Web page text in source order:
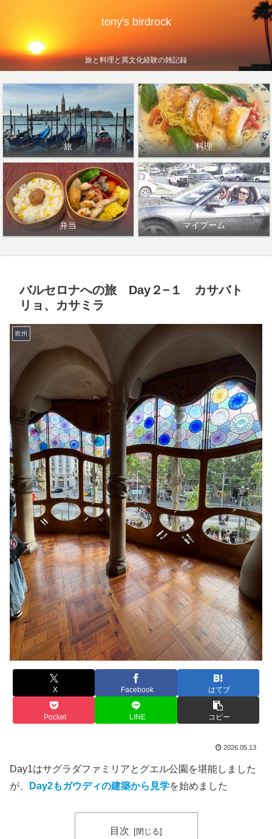
tony's birdrock
旅と料理と異文化経験の雑記録
旅 料理
弁当 マイブーム
バルセロナへの旅 Day２−１ カサバト
リョ、カサミラ
欧州
X Facebook はてブ
Pocket LINE コピー
2026.05.13
Day1はサグラダファミリアとグエル公園を堪能しました
が、
Day2もガウディの建築から見学を始めました
目次